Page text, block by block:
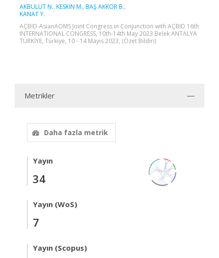
AKBULUT N., KESKİN M., BAŞ AKKOR B.,
KANAT Y.
AÇBID-AsianAOMS Joint Congress in Conjunction with AÇBID 16th
INTERNATIONAL CONGRESS, 10th-14th May 2023 Belek ANTALYA
TÜRKİYE, Türkiye, 10 - 14 Mayıs 2023, (Özet Bildiri)
Metrikler
Daha fazla metrik
Yayın
34
Yayın (WoS)
7
Yayın (Scopus)